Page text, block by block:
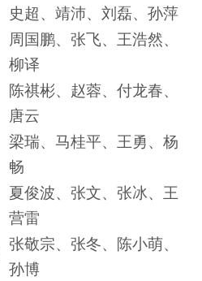
史超、靖沛、刘磊、孙萍
周国鹏、张飞、王浩然、
柳译
陈祺彬、赵蓉、付龙春、
唐云
梁瑞、马桂平、王勇、杨
畅
夏俊波、张文、张冰、王
营雷
张敬宗、张冬、陈小萌、
孙博